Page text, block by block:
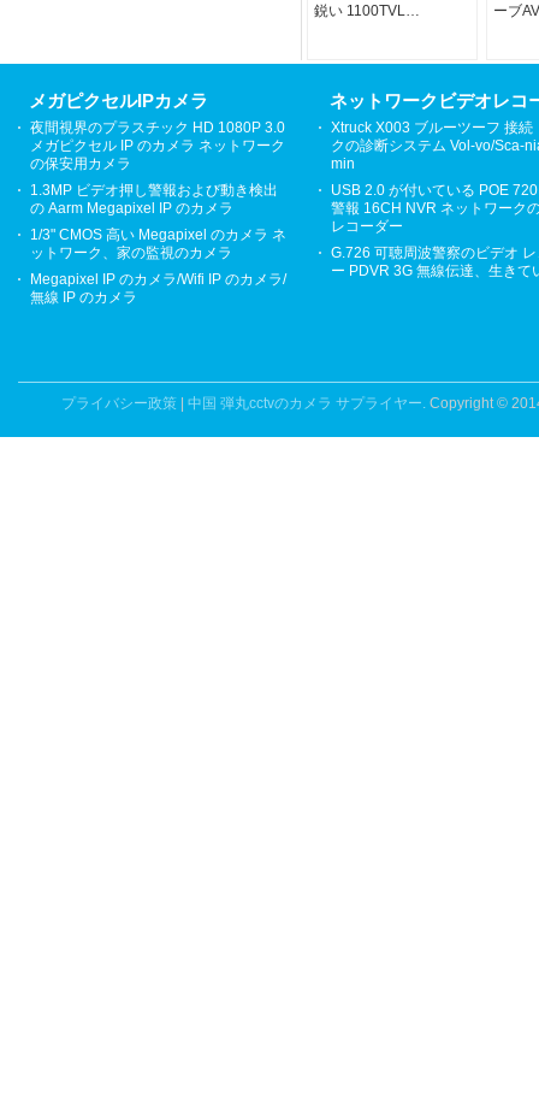
鋭い 1100TVL
ーブ
メガピクセルIPカメラ
夜間視界のプラスチック HD 1080P 3.0
メガピクセル IP のカメラ ネットワーク
の保安用カメラ
1.3MP ビデオ押し警報および動き検出
の Aarm Megapixel IP のカメラ
1/3" CMOS 高い Megapixel のカメラ ネ
ットワーク、家の監視のカメラ
Megapixel IP のカメラ/Wifi IP のカメラ/
無線 IP のカメラ
ネットワークビデオレコ
Xtruck X003 ブルーツーフ 接続
クの診断システム Vol-vo/Sca-
min
USB 2.0 が付いている POE
警報 16CH NVR ネットワーク
レコーダー
G.726 可聴周波警察のビデオ
ー PDVR 3G 無線伝達、生きて
プライバシー政策 | 中国 弾丸cctvのカメラ サプライヤー. Copyright ©